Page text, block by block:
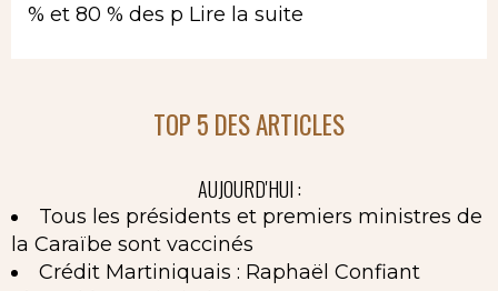
% et 80 % des p Lire la suite
TOP 5 DES ARTICLES
AUJOURD'HUI :
Tous les présidents et premiers ministres de
la Caraïbe sont vaccinés
Crédit Martiniquais : Raphaël Confiant